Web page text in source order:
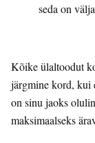
seda on
Kõike ülaltoodut
järgmine kord, kui
on sinu jaoks
maksimaalseks